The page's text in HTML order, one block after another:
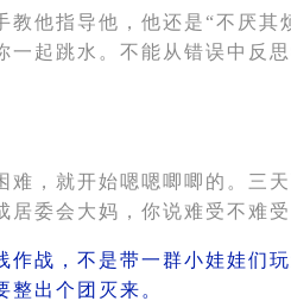
他指导他，他还是“不厌其
起跳水。不能从错误中反
难，就开始嗯嗯唧 唧 的。三
委会大妈，你说难受不难受
作战，不是带一群小娃娃们
出个团灭来。